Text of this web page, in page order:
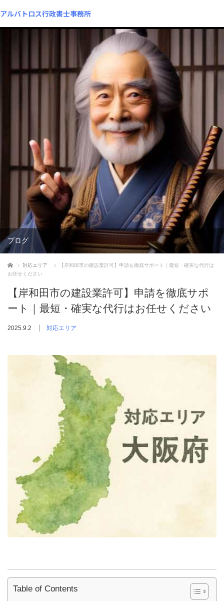
アルバトロス行政書士事務所
ブログ
ホーム 対応エリア
【岸和田市の建設業許可】申請を徹底サポート｜最短・確実な代行は
お任せください
【岸和田市の建設業許可】申請を徹底サポ
ート｜最短・確実な代行はお任せください
2025.9.2 対応エリア
Table of Contents